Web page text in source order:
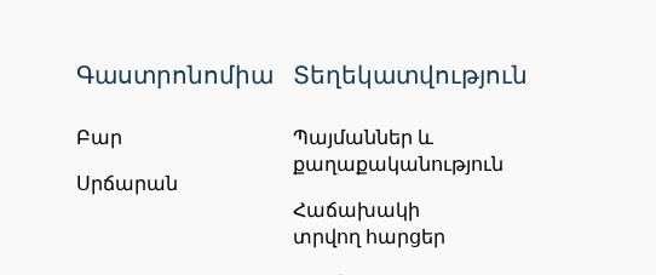
Շարունակել
Գաստրոնոմիա
Բար
Սրճարան
Տեղեկատվություն
Պայմաններ և
քաղաքականություն
Հաճախակի
տրվող հարցեր